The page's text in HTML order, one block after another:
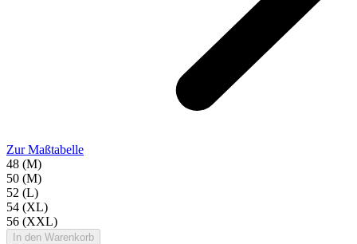
Zur Maßtabelle
48 (M)
50 (M)
52 (L)
54 (XL)
56 (XXL)
In den Warenkorb